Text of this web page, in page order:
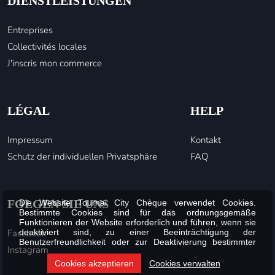
Entreprises
Collectivités locales
J'inscris mon commerce
LÉGAL
Impressum
Schutz der individuellen Privatsphäre
HELP
Kontakt
FAQ
FOLGEN SIE UNS
Facebook
Instagram
Die Website Tournai City Chèque verwendet Cookies.
Bestimmte Cookies sind für das ordnungsgemäße
Funktionieren der Website erforderlich und führen, wenn sie
deaktiviert sind, zu einer Beeinträchtigung der
Benutzerfreundlichkeit oder zur Deaktivierung bestimmter
Funktionalitäten der Website. Andere Cookies werden zu
Analyse- oder Marketingzwecken verwendet.
Cookies akzeptieren Cookies verwalten